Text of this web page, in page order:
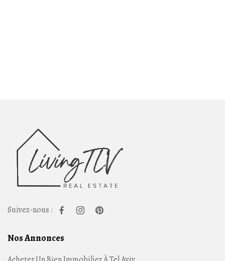
Suivez-nous :
Nos Annonces